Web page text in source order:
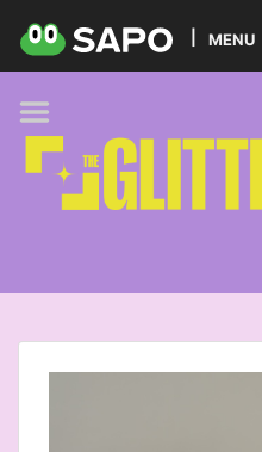
MENU
HOME
PODCAST
GLITTER BRANDS
KIDS
TREND